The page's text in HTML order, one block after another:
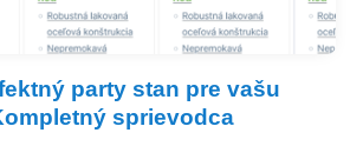
party stan pre vašu
sprievodca